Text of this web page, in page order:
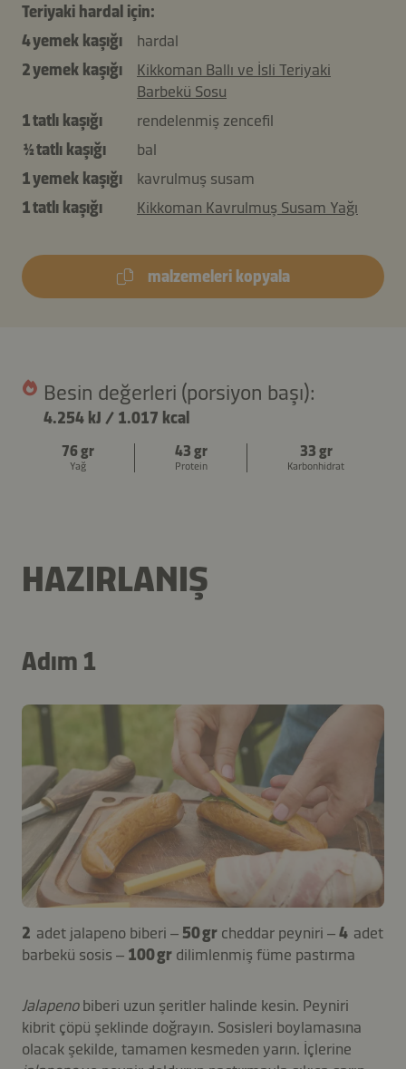
Teriyaki hardal için:
4 yemek kaşığı
hardal
2 yemek kaşığı
Kikkoman Ballı ve İsli Teriyaki
Barbekü Sosu
1 tatlı kaşığı
rendelenmiş zencefil
½ tatlı kaşığı
bal
1 yemek kaşığı
kavrulmuş susam
1 tatlı kaşığı
Kikkoman Kavrulmuş Susam Yağı
malzemeleri kopyala
Besin değerleri (porsiyon başı):
4.254 kJ / 1.017 kcal
76 gr
Yağ
43 gr
Protein
33 gr
Karbonhidrat
HAZIRLANIŞ
Adım 1
2 adet jalapeno biberi – 50 gr cheddar peyniri –4 adet
barbekü sosis – 100 gr dilimlenmiş füme pastırma
Jalapenobiberi uzun şeritler halinde kesin. Peyniri
kibrit çöpü şeklinde doğrayın. Sosisleri boylamasına
olacak şekilde, tamamen kesmeden yarın. İçlerine